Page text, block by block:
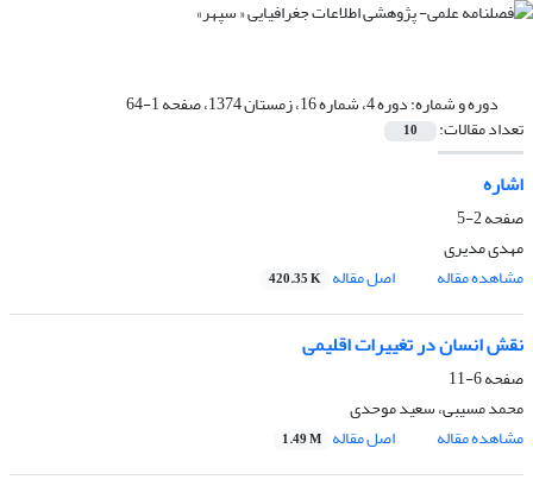
دوره و شماره:دوره 4، شماره 16، زمستان 1374، صفحه 1-64
تعداد مقالات: 10
اشاره
صفحه2-5
مهدی مدیری
مشاهده مقاله
اصل مقاله 420.35 K
نقش انسان در تغییرات اقلیمی
صفحه6-11
محمد مسیبی، سعید موحدی
مشاهده مقاله
اصل مقاله 1.49 M